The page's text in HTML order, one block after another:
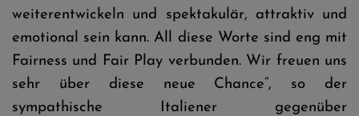
weiterentwickeln und spektakulär, attraktiv und
emotional sein kann. All diese Worte sind eng mit
Fairness und Fair Play verbunden. Wir freuen uns
sehr über diese neue Chance“, so der
sympathische Italiener gegenüber